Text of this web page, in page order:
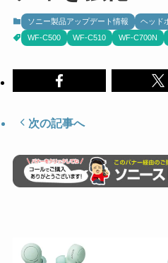
ソニー製品アップデート情報
ヘッド
WF-C500
WF-C510 WF-C700N
次の記事へ